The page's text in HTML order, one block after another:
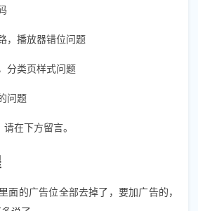
，播放器错位问题
分类页样式问题
问题
在下方留言。
面的广告位全部去掉了，要加广告的，